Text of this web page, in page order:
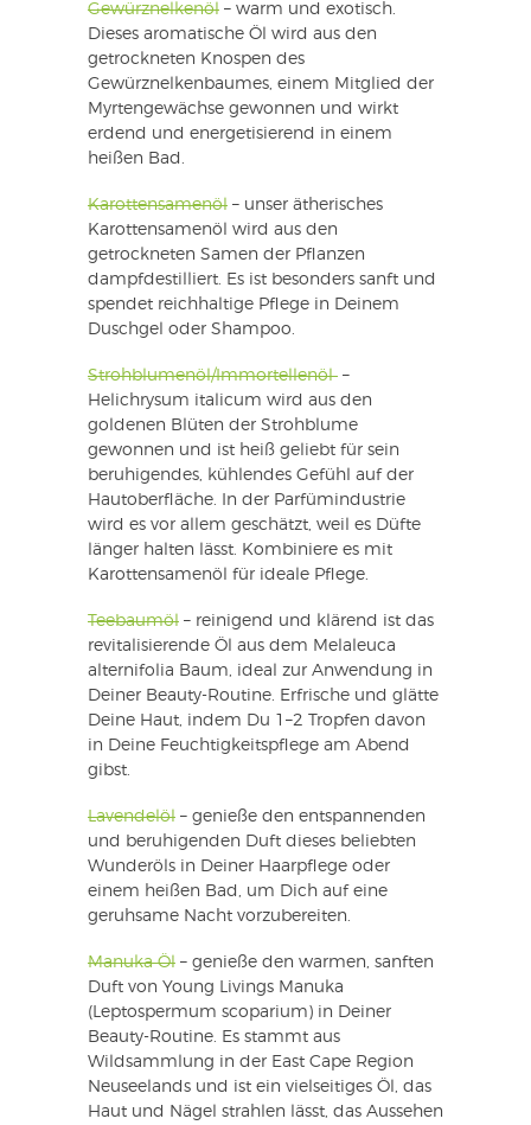
Gewürznelkenöl – warm und exotisch.
Dieses aromatische Öl wird aus den
getrockneten Knospen des
Gewürznelkenbaumes, einem Mitglied der
Myrtengewächse gewonnen und wirkt
erdend und energetisierend in einem
heißen Bad.
Karottensamenöl – unser ätherisches
Karottensamenöl wird aus den
getrockneten Samen der Pflanzen
dampfdestilliert. Es ist besonders sanft und
spendet reichhaltige Pflege in Deinem
Duschgel oder Shampoo.
Strohblumenöl/Immortellenöl –
Helichrysum italicum wird aus den
goldenen Blüten der Strohblume
gewonnen und ist heiß geliebt für sein
beruhigendes, kühlendes Gefühl auf der
Hautoberfläche. In der Parfümindustrie
wird es vor allem geschätzt, weil es Düfte
länger halten lässt. Kombiniere es mit
Karottensamenöl für ideale Pflege.
Teebaumöl – reinigend und klärend ist das
revitalisierende Öl aus dem Melaleuca
alternifolia Baum, ideal zur Anwendung in
Deiner Beauty-Routine. Erfrische und glätte
Deine Haut, indem Du 1–2 Tropfen davon
in Deine Feuchtigkeitspflege am Abend
gibst.
Lavendelöl – genieße den entspannenden
und beruhigenden Duft dieses beliebten
Wunderöls in Deiner Haarpflege oder
einem heißen Bad, um Dich auf eine
geruhsame Nacht vorzubereiten.
Manuka Öl – genieße den warmen, sanften
Duft von Young Livings Manuka
(Leptospermum scoparium) in Deiner
Beauty-Routine. Es stammt aus
Wildsammlung in der East Cape Region
Neuseelands und ist ein vielseitiges Öl, das
Haut und Nägel strahlen lässt, das Aussehen